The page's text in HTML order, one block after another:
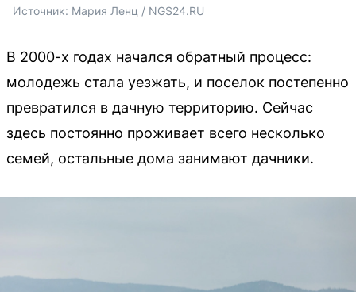
Источник: Мария Ленц / NGS24.RU
В 2000-х годах начался обратный процесс:
молодежь стала уезжать, и поселок постепенно
превратился в дачную территорию. Сейчас
здесь постоянно проживает всего несколько
семей, остальные дома занимают дачники.